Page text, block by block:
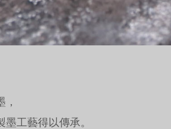
工藝得以傳承。